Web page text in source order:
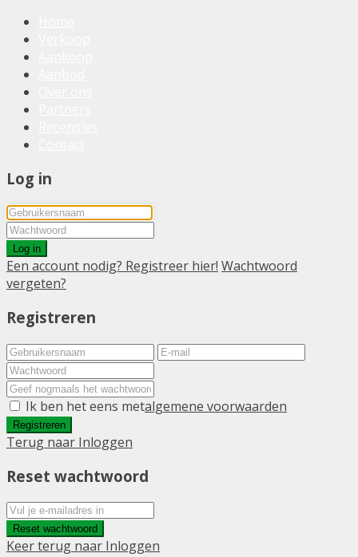
Log in
Log in
Een account nodig? Registreer hier! Wachtwoord
vergeten?
Registreren
Ik ben het eens metalgemene voorwaarden
Registreren
Terug naar Inloggen
Reset wachtwoord
Reset wachtwoord
Keer terug naar Inloggen